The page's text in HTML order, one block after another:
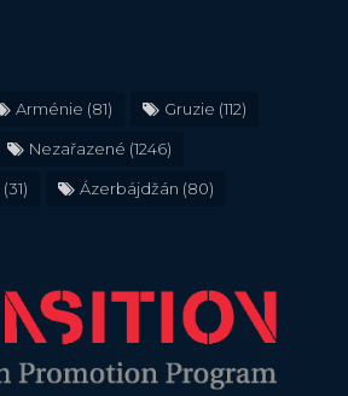
Arménie (81) Gruzie (112)
Nezařazené (1246)
(31) Ázerbájdžán (80)